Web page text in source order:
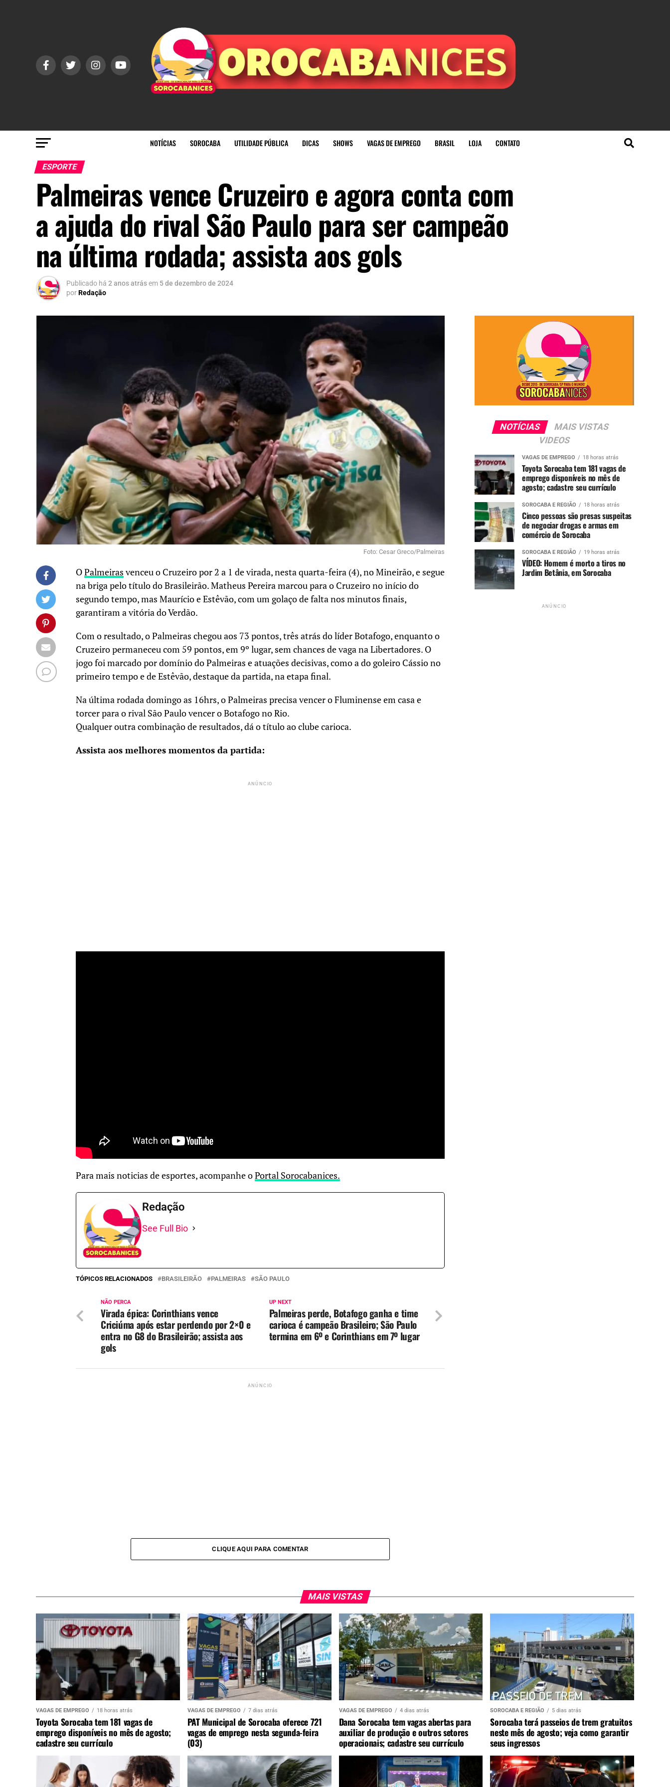
NOTÍCIAS SOROCABA UTILIDADE PÚBLICA DICAS SHOWS VAGAS DE EMPREGO BRASIL LOJA CONTATO
ESPORTE
Palmeiras vence Cruzeiro e agora conta com
a ajuda do rival São Paulo para ser campeão
na última rodada; assista aos gols
Publicado há 2 anos atrásem 5 de dezembro de 2024
porRedação
Foto: Cesar Greco/Palmeiras
OPalmeiras venceu o Cruzeiro por 2 a 1 de virada, nesta quarta-feira (4), no Mineirão, e segue
na briga pelo título do Brasileirão. Matheus Pereira marcou para o Cruzeiro no início do
segundo tempo, mas Maurício e Estêvão, com um golaço de falta nos minutos finais,
garantiram a vitória do Verdão.
Com o resultado, o Palmeiras chegou aos 73 pontos, três atrás do líder Botafogo, enquanto o
Cruzeiro permaneceu com 59 pontos, em 9º lugar, sem chances de vaga na Libertadores. O
jogo foi marcado por domínio do Palmeiras e atuações decisivas, como a do goleiro Cássio no
primeiro tempo e de Estêvão, destaque da partida, na etapa final.
Na última rodada domingo as 16hrs, o Palmeiras precisa vencer o Fluminense em casa e
torcer para o rival São Paulo vencer o Botafogo no Rio.
Qualquer outra combinação de resultados, dá o título ao clube carioca.
Assista aos melhores momentos da partida:
ANÚNCIO
Para mais noticias de esportes, acompanhe oPortal Sorocabanices.
Redação
See Full Bio
TÓPICOS RELACIONADOS BRASILEIRÃO PALMEIRAS SÃO PAULO
UP NEXT
Palmeiras perde, Botafogo ganha e time
carioca é campeão Brasileiro; São Paulo
termina em 6º e Corinthians em 7º lugar
NÃO PERCA
Virada épica: Corinthians vence
Criciúma após estar perdendo por 2×0 e
entra no G8 do Brasileirão; assista aos
gols
ANÚNCIO
CLIQUE AQUI PARA COMENTAR
NOTÍCIAS
MAIS VISTAS
VIDEOS
VAGAS DE EMPREGO 18 horas atrás
Toyota Sorocaba tem 181 vagas de
emprego disponíveis no mês de
agosto; cadastre seu currículo
SOROCABA E REGIÃO 18 horas atrás
Cinco pessoas são presas suspeitas
de negociar drogas e armas em
comércio de Sorocaba
SOROCABA E REGIÃO 19 horas atrás
VÍDEO: Homem é morto a tiros no
Jardim Betânia, em Sorocaba
ANÚNCIO
MAIS VISTAS
VAGAS DE EMPREGO 18 horas atrás
Toyota Sorocaba tem 181 vagas de
emprego disponíveis no mês de agosto;
cadastre seu currículo
VAGAS DE EMPREGO 7 dias atrás
PAT Municipal de Sorocaba oferece 721
vagas de emprego nesta segunda-feira
(03)
VAGAS DE EMPREGO 4 dias atrás
Dana Sorocaba tem vagas abertas para
auxiliar de produção e outros setores
operacionais; cadastre seu currículo
SOROCABA E REGIÃO 5 dias atrás
Sorocaba terá passeios de trem gratuitos
neste mês de agosto; veja como garantir
seus ingressos